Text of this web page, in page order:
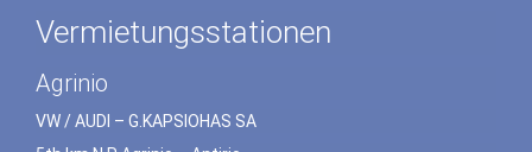
Vermietungsstationen
Preveza
VW / AUDI – G.ΚΑPSΙOHΑS SA
Agrinio
VW / AUDI – G.ΚΑPSΙOHΑS SA